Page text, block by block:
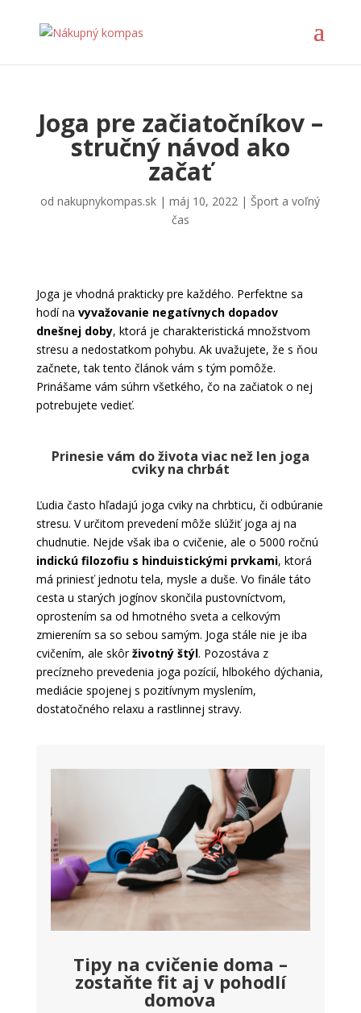
Joga pre začiatočníkov –
stručný návod ako
začať
odnakupnykompas.sk |máj 10, 2022 |Šport a voľný
čas
Joga je vhodná prakticky pre každého. Perfektne sa
hodí na vyvažovanie negatívnych dopadov
dnešnej doby, ktorá je charakteristická množstvom
stresu a nedostatkom pohybu. Ak uvažujete, že s ňou
začnete, tak tento článok vám s tým pomôže.
Prinášame vám súhrn všetkého, čo na začiatok o nej
potrebujete vedieť.
Prinesie vám do života viac než len joga
cviky na chrbát
Ľudia často hľadajú joga cviky na chrbticu, či odbúranie
stresu. V určitom prevedení môže slúžiť joga aj na
chudnutie. Nejde však iba o cvičenie, ale o 5000 ročnú
indickú filozofiu s hinduistickými prvkami, ktorá
má priniesť jednotu tela, mysle a duše. Vo finále táto
cesta u starých jogínov skončila pustovníctvom,
oprostením sa od hmotného sveta a celkovým
zmierením sa so sebou samým. Joga stále nie je iba
cvičením, ale skôrživotný štýl. Pozostáva z
precízneho prevedenia joga pozícií, hlbokého dýchania,
mediácie spojenej s pozitívnym myslením,
dostatočného relaxu a rastlinnej stravy.
Tipy na cvičenie doma –
zostaňte fit aj v pohodlí
domova